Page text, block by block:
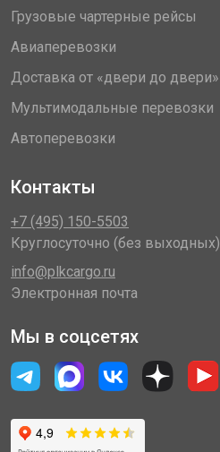
Грузовые чартерные рейсы
Авиаперевозки
Доставка от «двери до двери»
Мультимодальные перевозки
Автоперевозки
Контакты
+7 (495) 150-5503
Круглосуточно (без выходных)
info@plkcargo.ru
Электронная почта
Мы в соцсетях